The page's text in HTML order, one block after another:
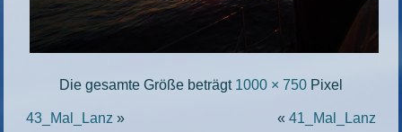
Die gesamte Größe beträgt 1000 × 750 Pixel
43_Mal_Lanz » « 41_Mal_Lanz